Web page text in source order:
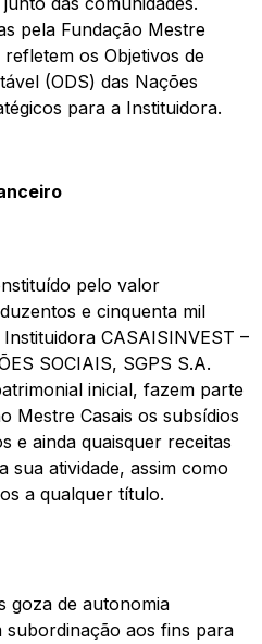
pela Fundação Mestre
os Objetivos de
(ODS) das Nações
para a Instituidora.
pelo valor
e cinquenta mil
CASAISINVEST –
SOCIAIS, SGPS S.A.
inicial, fazem parte
Mestre Casais os subsídios
e ainda quaisquer receitas
sua atividade, assim como
a qualquer título.
goza de autonomia
aos fins para